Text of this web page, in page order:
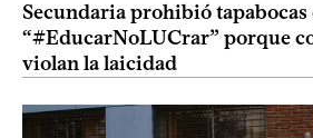
Secundaria prohibió tapabocas
“#EducarNoLUCrar” porque
violan la laicidad